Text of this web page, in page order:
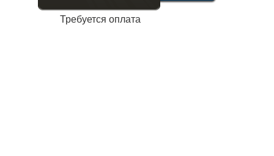
Требуется оплата